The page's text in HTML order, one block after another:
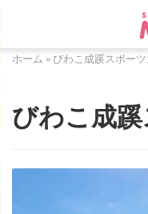
ホーム » びわこ成蹊スポー
びわこ成